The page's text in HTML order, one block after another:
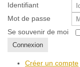
Identifiant
Mot de passe
Se souvenir de moi
Connexion
Créer un compte